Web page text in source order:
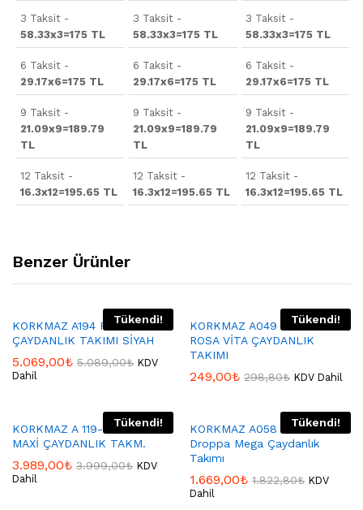
3 Taksit -
58.33x3=175 TL
6 Taksit -
29.17x6=175 TL
9 Taksit -
21.09x9=189.79
TL
12 Taksit -
16.3x12=195.65 TL
3 Taksit -
58.33x3=175 TL
6 Taksit -
29.17x6=175 TL
9 Taksit -
21.09x9=189.79
TL
12 Taksit -
16.3x12=195.65 TL
3 Taksit -
58.33x3=175 TL
6 Taksit -
29.17x6=175 TL
9 Taksit -
21.09x9=189.79
TL
12 Taksit -
16.3x12=195.65 TL
Benzer Ürünler
Tükendi!
KORKMAZ A194 RETRO
ÇAYDANLIK TAKIMI SİYAH
5.069,00₺ 5.089,00₺ KDV
Dahil
Tükendi!
KORKMAZ A049 KORKMAZ
ROSA VİTA ÇAYDANLIK
TAKIMI
249,00₺ 298,80₺ KDV Dahil
Tükendi!
KORKMAZ A 119-04 FLORA
MAXİ ÇAYDANLIK TAKM.
3.989,00₺ 3.999,00₺ KDV
Dahil
Tükendi!
KORKMAZ A058 Korkmaz
Droppa Mega Çaydanlık
Takımı
1.669,00₺ 1.822,80₺ KDV
Dahil